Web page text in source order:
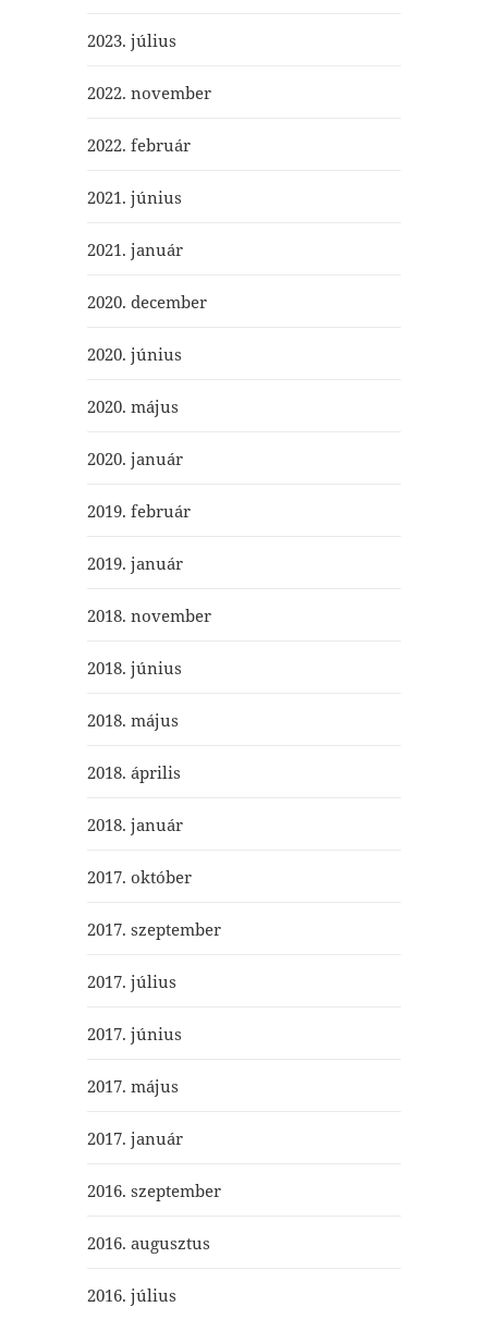
2023. július
2022. november
2022. február
2021. június
2021. január
2020. december
2020. június
2020. május
2020. január
2019. február
2019. január
2018. november
2018. június
2018. május
2018. április
2018. január
2017. október
2017. szeptember
2017. július
2017. június
2017. május
2017. január
2016. szeptember
2016. augusztus
2016. július